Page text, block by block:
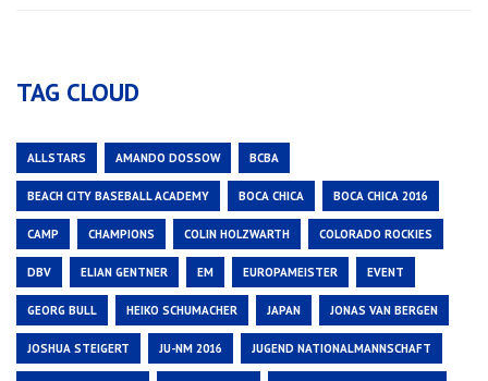
TAG CLOUD
ALLSTARS AMANDO DOSSOW BCBA
BEACH CITY BASEBALL ACADEMY BOCA CHICA BOCA CHICA 2016
CAMP CHAMPIONS COLIN HOLZWARTH COLORADO ROCKIES
DBV ELIAN GENTNER EM EUROPAMEISTER EVENT
GEORG BULL HEIKO SCHUMACHER JAPAN JONAS VAN BERGEN
JOSHUA STEIGERT JU-NM 2016 JUGEND NATIONALMANNSCHAFT